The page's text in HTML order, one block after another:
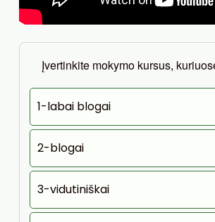
Įvertinkite mokymo kursus,
1-labai blogai
2-blogai
3-vidutiniškai